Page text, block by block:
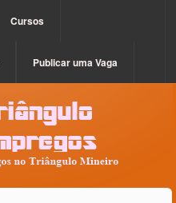
Cursos
Publicar uma Vaga